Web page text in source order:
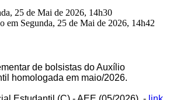
25 de Mai de 2026, 14h30
em Segunda, 25 de Mai de 2026, 14h42
de bolsistas do Auxílio
homologada em maio/2026.